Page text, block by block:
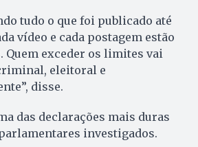
tudo o que foi publicado até
vídeo e cada postagem estão
Quem exceder os limites vai
eleitoral e
disse.
das declarações mais duras
investigados.